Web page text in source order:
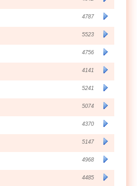
4787
5523
4756
4141
5241
5074
4370
5147
4968
4485